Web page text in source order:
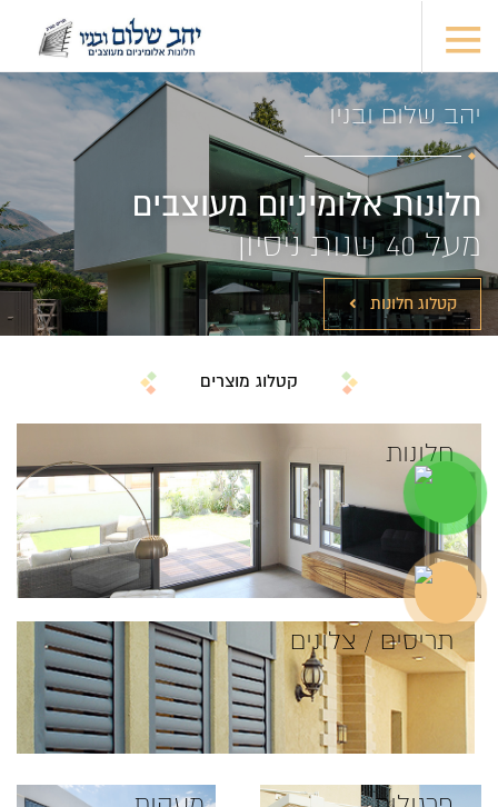
יהב שלום ובניו
חלונות אלומיניום מעוצבים
מעל 40 שנות ניסיון
קטלוג חלונות
קטלוג מוצרים
חלונות
תריסים / צלונים